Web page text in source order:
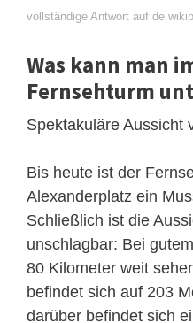
vollständige Antwort auf
Was kann man
Fernsehturm
Spektakuläre Aussicht
Bis heute ist der
Alexanderplatz ein
Schließlich ist die
unschlagbar: Bei
80 Kilometer weit
befindet sich auf 203
darüber befindet sich